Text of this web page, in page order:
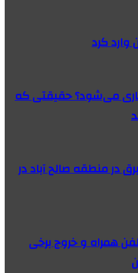
وارد کرد
می‌شود؟ حقیقتی که
در منطقه صالح آباد در
همراه و خروج برخی